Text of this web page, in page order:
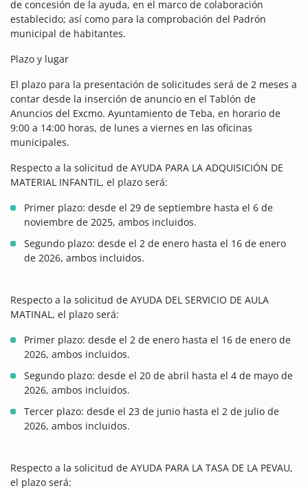
de concesión de la ayuda, en el marco de colaboración
establecido; así como para la comprobación del Padrón
municipal de habitantes.
Plazo y lugar
El plazo para la presentación de solicitudes será de 2 meses a
contar desde la inserción de anuncio en el Tablón de
Anuncios del Excmo. Ayuntamiento de Teba, en horario de
9:00 a 14:00 horas, de lunes a viernes en las oficinas
municipales.
Respecto a la solicitud de AYUDA PARA LA ADQUISICIÓN DE
MATERIAL INFANTIL, el plazo será:
Primer plazo: desde el 29 de septiembre hasta el 6 de
noviembre de 2025, ambos incluidos.
Segundo plazo: desde el 2 de enero hasta el 16 de enero
de 2026, ambos incluidos.
Respecto a la solicitud de AYUDA DEL SERVICIO DE AULA
MATINAL, el plazo será:
Primer plazo: desde el 2 de enero hasta el 16 de enero de
2026, ambos incluidos.
Segundo plazo: desde el 20 de abril hasta el 4 de mayo de
2026, ambos incluidos.
Tercer plazo: desde el 23 de junio hasta el 2 de julio de
2026, ambos incluidos.
Respecto a la solicitud de AYUDA PARA LA TASA DE LA PEVAU,
el plazo será: